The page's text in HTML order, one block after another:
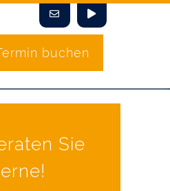
buchen
Sie